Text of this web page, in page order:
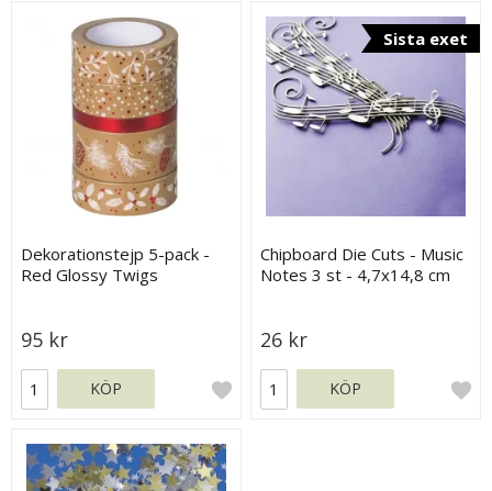
Dekorationstejp 5-pack -
Red Glossy Twigs
95 kr
KÖP
Sista exet
Chipboard Die Cuts - Music
Notes 3 st - 4,7x14,8 cm
26 kr
KÖP